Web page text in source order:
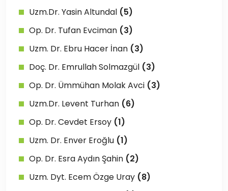
Uzm.Dr. Yasin Altundal (5)
Op. Dr. Tufan Evciman (3)
Uzm. Dr. Ebru Hacer İnan (3)
Doç. Dr. Emrullah Solmazgül (3)
Op. Dr. Ümmühan Molak Avci (3)
Uzm.Dr. Levent Turhan (6)
Op. Dr. Cevdet Ersoy (1)
Uzm. Dr. Enver Eroğlu (1)
Op. Dr. Esra Aydın Şahin (2)
Uzm. Dyt. Ecem Özge Uray (8)